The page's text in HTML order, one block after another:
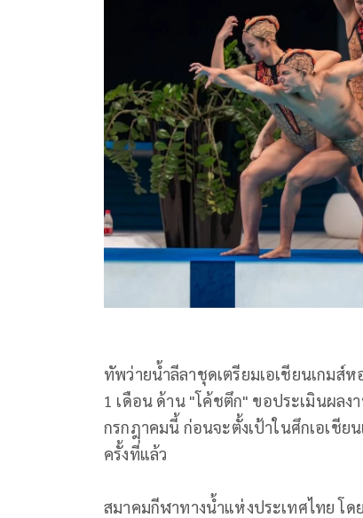
ทัพว่ายน้ำลีลาชุดเตรียมเอเชียนเกมส์
1 เดือน ด้าน "โค้ชตึก" ขอประเมินผลง
กรกฎาคมนี้ ก่อนจะตั้งเป้าในศึกเอเชีย
ครั้งที่แล้ว
สมาคมกีฬาทางน้ำแห่งประเทศไทย โด